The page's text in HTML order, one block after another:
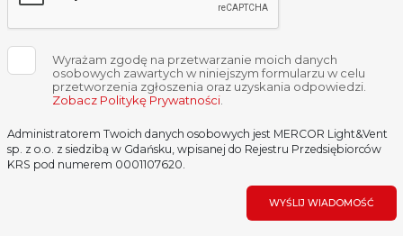
Wyrażam zgodę na przetwarzanie moich danych
osobowych zawartych w niniejszym formularzu w celu
przetworzenia zgłoszenia oraz uzyskania odpowiedzi.
Zobacz Politykę Prywatności.
Administratorem Twoich danych osobowych jest MERCOR Light&Vent
sp. z o.o. z siedzibą w Gdańsku, wpisanej do Rejestru Przedsiębiorców
KRS pod numerem 0001107620.
WYŚLIJ WIADOMOŚĆ